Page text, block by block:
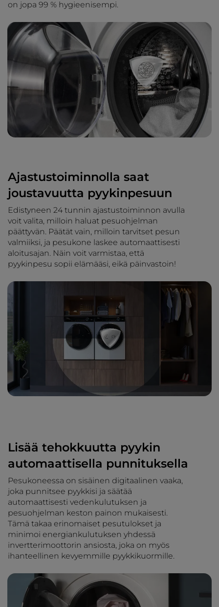
on jopa 99 % hygieenisempi.
Ajastustoiminnolla saat
joustavuutta pyykinpesuun
Edistyneen 24 tunnin ajastustoiminnon avulla
voit valita, milloin haluat pesuohjelman
päättyvän. Päätät vain, milloin tarvitset pesun
valmiiksi, ja pesukone laskee automaattisesti
aloitusajan. Näin voit varmistaa, että
pyykinpesu sopii elämääsi, eikä päinvastoin!
Lisää tehokkuutta pyykin
automaattisella punnituksella
Pesukoneessa on sisäinen digitaalinen vaaka,
joka punnitsee pyykkisi ja säätää
automaattisesti vedenkulutuksen ja
pesuohjelman keston painon mukaisesti.
Tämä takaa erinomaiset pesutulokset ja
minimoi energiankulutuksen yhdessä
invertterimoottorin ansiosta, joka on myös
ihanteellinen kevyemmille pyykkikuormille.